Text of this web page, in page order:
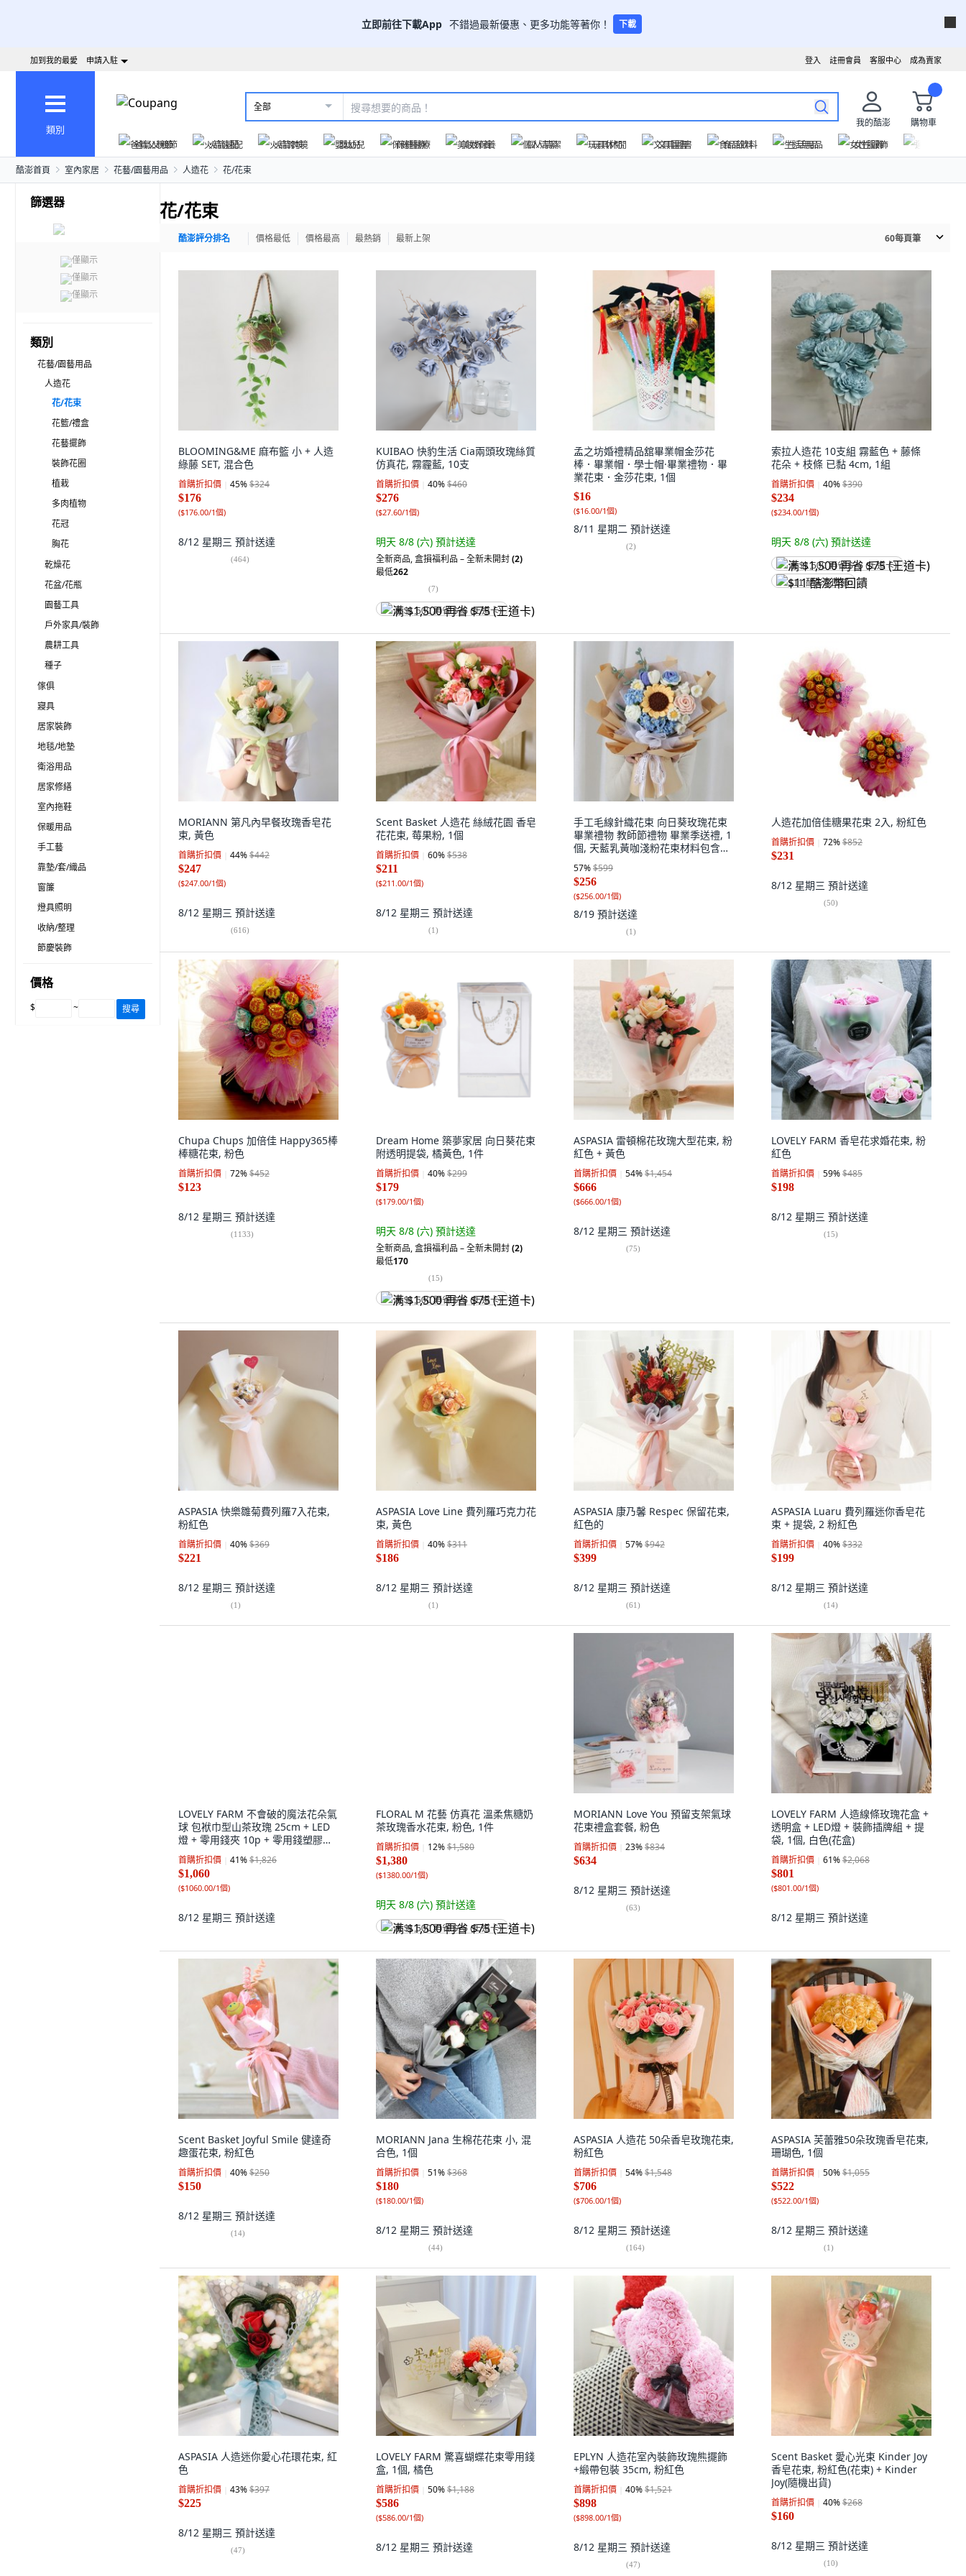
立即前往下載App 不錯過最新優惠、更多功能等著你！ 下載
成為賣家
客服中心
註冊會員
登入
加到我的最愛 申請入駐
類別
全部
我的酷澎
購物車
爸氣父親節
火箭速配 火箭跨境 嬰幼兒 保健醫療 美妝保養 個人清潔 玩具休閒 文具圖書 食品飲料 生活用品 女性服飾
酷澎首頁 室內家居 花藝/園藝用品 人造花 花/花束
篩選器
僅顯示
僅顯示
僅顯示
類別
花藝/園藝用品
人造花
花/花束
花籃/禮盒
花藝擺飾
裝飾花圈
植栽
多肉植物
花冠
胸花
乾燥花
花盆/花瓶
園藝工具
戶外家具/裝飾
農耕工具
種子
傢俱
寢具
居家裝飾
地毯/地墊
衛浴用品
居家修繕
室內拖鞋
保暖用品
手工藝
靠墊/套/織品
窗簾
燈具照明
收納/整理
節慶裝飾
價格
$ ~ 搜尋
花/花束
酷澎評分排名 價格最低 價格最高 最熱銷 最新上架 60每頁筆
BLOOMING&ME 麻布籃 小 + 人造
綠藤 SET, 混合色
首購折扣價 45%$324
$176
($176.00/1個)
8/12 星期三 預計送達
(464)
KUIBAO 快豹生活 Cia兩頭玫瑰絲質
仿真花, 霧霾藍, 10支
首購折扣價 40%$460
$276
($27.60/1個)
明天 8/8 (六) 預計送達
全新商品,盒損福利品 – 全新未開封(2)
最低262
(7)
满 $1,500 再省 $75 (王道卡)
孟之坊婚禮精品舘畢業帽金莎花
棒．畢業帽．學士帽·畢業禮物．畢
業花束．金莎花束, 1個
$16
($16.00/1個)
8/11 星期二 預計送達
(2)
索拉人造花 10支組 霧藍色 + 藤條
花朵 + 枝條 已黏 4cm, 1組
首購折扣價 40%$390
$234
($234.00/1個)
明天 8/8 (六) 預計送達
满 $1,500 再省 $75 (王道卡)
$11 酷澎幣回饋
MORIANN 第凡內早餐玫瑰香皂花
束, 黃色
首購折扣價 44%$442
$247
($247.00/1個)
8/12 星期三 預計送達
(616)
Scent Basket 人造花 絲絨花園 香皂
花花束, 莓果粉, 1個
首購折扣價 60%$538
$211
($211.00/1個)
8/12 星期三 預計送達
(1)
手工毛線針織花束 向日葵玫瑰花束
畢業禮物 教師節禮物 畢業季送禮, 1
個, 天藍乳黃咖淺粉花束材料包含黃
57%$599
$256
($256.00/1個)
8/19 預計送達
(1)
人造花加倍佳糖果花束 2入, 粉紅色
首購折扣價 72%$852
$231
8/12 星期三 預計送達
(50)
Chupa Chups 加倍佳 Happy365棒
棒糖花束, 粉色
首購折扣價 72%$452
$123
8/12 星期三 預計送達
(1133)
Dream Home 築夢家居 向日葵花束
附透明提袋, 橘黃色, 1件
首購折扣價 40%$299
$179
($179.00/1個)
明天 8/8 (六) 預計送達
全新商品,盒損福利品 – 全新未開封(2)
最低170
(15)
满 $1,500 再省 $75 (王道卡)
ASPASIA 雷頓棉花玫瑰大型花束, 粉
紅色 + 黃色
首購折扣價 54%$1,454
$666
($666.00/1個)
8/12 星期三 預計送達
(75)
LOVELY FARM 香皂花求婚花束, 粉
紅色
首購折扣價 59%$485
$198
8/12 星期三 預計送達
(15)
ASPASIA 快樂雛菊費列羅7入花束,
粉紅色
首購折扣價 40%$369
$221
8/12 星期三 預計送達
(1)
ASPASIA Love Line 費列羅巧克力花
束, 黃色
首購折扣價 40%$311
$186
8/12 星期三 預計送達
(1)
ASPASIA 康乃馨 Respec 保留花束,
紅色的
首購折扣價 57%$942
$399
8/12 星期三 預計送達
(61)
ASPASIA Luaru 費列羅迷你香皂花
束 + 提袋, 2 粉紅色
首購折扣價 40%$332
$199
8/12 星期三 預計送達
(14)
燈 + 零用錢夾 10p + 零用錢塑膠袋
30p + 韓式流蘇掛飾 + 提袋 + 刻字
貼紙 父母節, Furoshiki
shape_camellia rose_ivory，刻字
黑色，母親節, 1個
首購折扣價 41 % $1,826
($1060.00/1個
8/12 星期三
满 $1,500 再省 $75 (王道卡)
MORIANN Love You 預留支架氣球
花束禮盒套餐, 粉色
首購折扣價 23%$834
$634
8/12 星期三 預計送達
(63)
LOVELY FARM 人造線條玫瑰花盒 +
透明盒 + LED燈 + 裝飾插牌組 + 提
袋, 1個, 白色(花盒)
首購折扣價 61%$2,068
$801
($801.00/1個)
8/12 星期三 預計送達
趣蛋花束, 粉紅色
首購折扣價 40%$250
$150
( 14)
合色, 1個
首購折扣價
$180
($180.00/1個
( 44)
粉紅色
首購折扣價
$706
($706.00/1個
( 164)
珊瑚色, 1個
首購折扣價
$522
($522.00/1個
( 1)
色
首購折扣價
$225
( 47)
盒, 1個, 橘色
首購折扣價 50
$586
($586.00/1個
+緞帶包裝 35cm, 粉紅色
首購折扣價
$1,521
$898
($898.00/1個
( 47)
香皂花束, 粉紅色(花束) + Kinder
Joy(隨機出貨)
首購折扣價 40
$160
( 10)